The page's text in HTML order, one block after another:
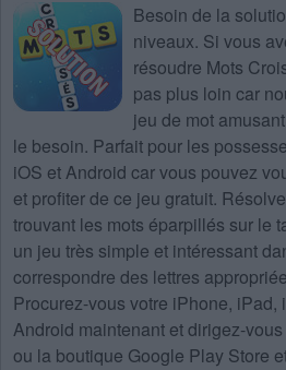
Besoin de la
niveaux. Si vous
résoudre Mots
pas plus loin car
jeu de mot
le besoin. Parfait pour les
iOS et Android car vous pouvez
et profiter de ce jeu gratuit.
trouvant les mots éparpillés sur le
un jeu très simple et intéressant
correspondre des lettres
Procurez-vous votre iPhone, iPad,
Android maintenant et dirigez-
ou la boutique Google Play Store